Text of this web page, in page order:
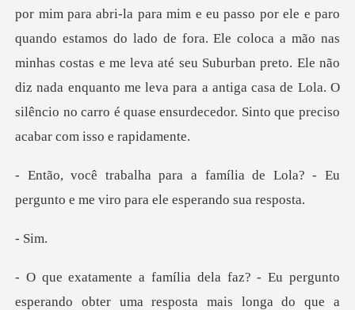
e eu passo por ele e paro
quando estamos do lado de fora. Ele coloca a mão nas
minhas costas e me leva até seu Suburban preto. Ele não
diz
lia de Lola? - Eu
pergunto e me vi
Si
u pergunto
esperando obter uma resposta ma